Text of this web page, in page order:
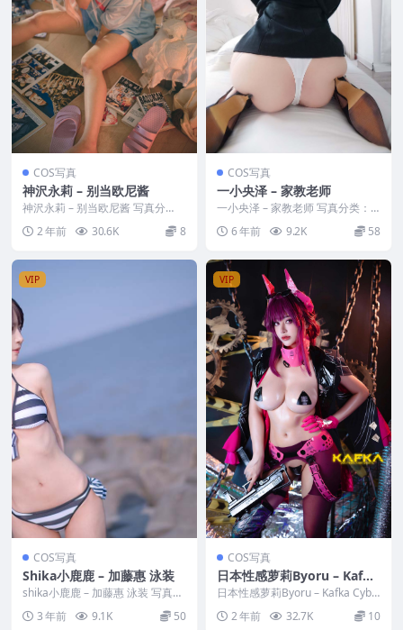
COS写真
神沢永莉 – 别当欧尼酱
神沢永莉 – 别当欧尼酱 写真分
类：唯美，参与模特：神沢永莉
[套图大小]：[5...
2 年前 30.6K 8
COS写真
一小央泽 – 家教老师
一小央泽 – 家教老师 写真分类：
唯美，参与模特：一小央泽 [套图
大小]：[80...
6 年前 9.2K 58
VIP
COS写真
Shika小鹿鹿 – 加藤惠 泳装
shika小鹿鹿 – 加藤惠 泳装 写真分
类：唯美，参与模特：shika小鹿
鹿 ...3 年前 9.1K 50
VIP
COS写真
日本性感萝莉Byoru – Kafka
Cyberpink (Honkai Star R
ail)
日本性感萝莉Byoru – Kafka Cybe
2 年前 32.7K 10